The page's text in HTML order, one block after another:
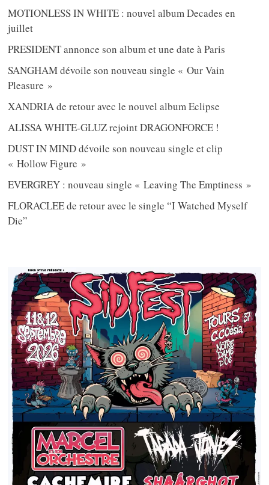
MOTIONLESS IN WHITE : nouvel album Decades en
juillet
PRESIDENT annonce son album et une date à Paris
SANGHAM dévoile son nouveau single « Our Vain
Pleasure »
XANDRIA de retour avec le nouvel album Eclipse
ALISSA WHITE-GLUZ rejoint DRAGONFORCE !
DUST IN MIND dévoile son nouveau single et clip
« Hollow Figure »
EVERGREY : nouveau single « Leaving The Emptiness »
FLORACLEE de retour avec le single “I Watched Myself
Die”